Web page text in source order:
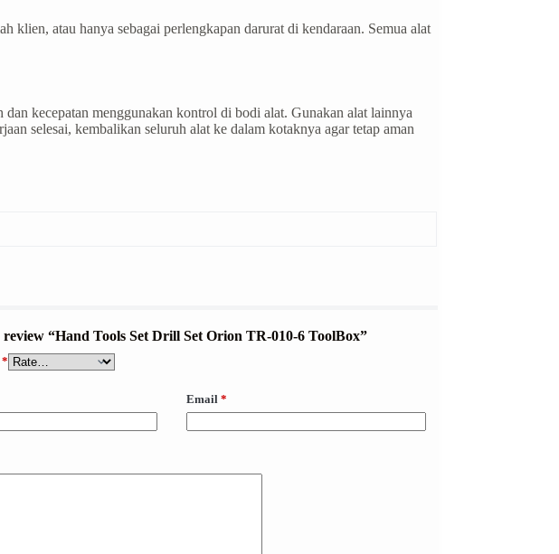
atau hanya sebagai perlengkapan darurat di kendaraan. Semua alat
kecepatan menggunakan kontrol di bodi alat. Gunakan alat lainnya
selesai, kembalikan seluruh alat ke dalam kotaknya agar tetap aman
“Hand Tools Set Drill Set Orion TR-010-6 ToolBox”
*
Email *